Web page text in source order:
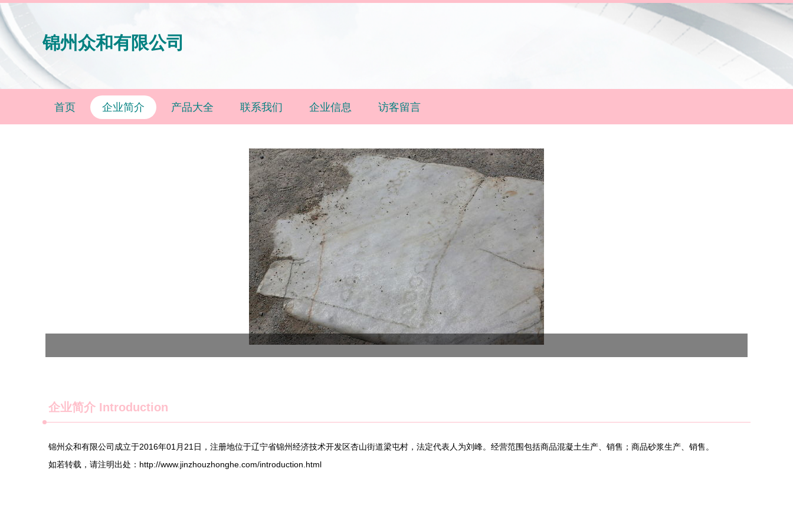
锦州众和有限公司
首页 企业简介 产品大全 联系我们 企业信息 访客留言
企业简介 Introduction
锦州众和有限公司成立于2016年01月21日，注册地位于辽宁省锦州经济技术开发区杏山街道梁屯村，法定代表人为刘峰。经营范围包括商品混凝土生产、销售；商品砂浆生产、销售。
如若转载，请注明出处：http://www.jinzhouzhonghe.com/introduction.html